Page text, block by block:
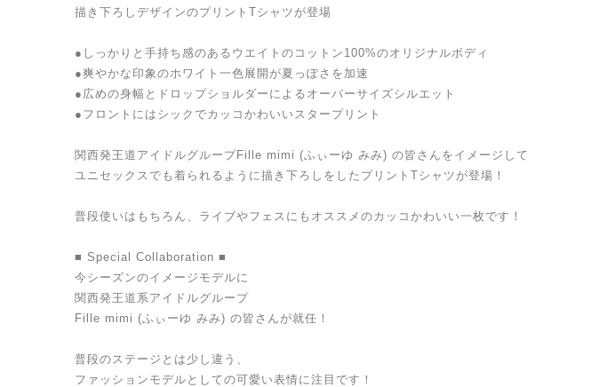
描き下ろしデザインのプリントTシャツが登場
●しっかりと手持ち感のあるウエイトのコットン100%のオリジナルボディ
●爽やかな印象のホワイト一色展開が夏っぽさを加速
●広めの身幅とドロップショルダーによるオーバーサイズシルエット
●フロントにはシックでカッコかわいいスタープリント
関西発王道アイドルグループFille mimi (ふぃーゆ みみ) の皆さんをイメージして
ユニセックスでも着られるように描き下ろしをしたプリントTシャツが登場！
普段使いはもちろん、ライブやフェスにもオススメのカッコかわいい一枚です！
■ Special Collaboration ■
今シーズンのイメージモデルに
関西発王道系アイドルグループ
Fille mimi (ふぃーゆ みみ) の皆さんが就任！
普段のステージとは少し違う、
ファッションモデルとしての可愛い表情に注目です！